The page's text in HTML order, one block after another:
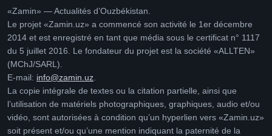
«Zamin» — Actualités d’Ouzbékistan.
Le projet «Zamin.uz» a commencé son activité le 1er décembre
2014 et est enregistré en tant que média sous le certificat n° 1117
du 5 juillet 2016. Le fondateur du projet est la société «ALLTEN»
(MChJ/SARL).
E-mail: info@zamin.uz
La copie intégrale de textes ou la citation partielle, ainsi que
l’utilisation de matériels photographiques, graphiques, audio et/ou
vidéo, sont autorisées à condition qu’un hyperlien vers «Zamin.uz»
soit présent et/ou qu’une mention indiquant la paternité de la